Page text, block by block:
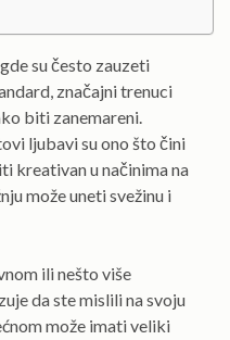
su često zauzeti
značajni trenuci
biti zanemareni.
ljubavi su ono što čini
kreativan u načinima na
može uneti svežinu i
ili nešto više
da ste mislili na svoju
može imati veliki